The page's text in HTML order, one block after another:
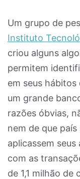
Um grupo de
Instituto
criou alguns
permitem
em seus
um grande
razões óbvias,
nem de que
aplicassem
com as
de 1,1 milhão de